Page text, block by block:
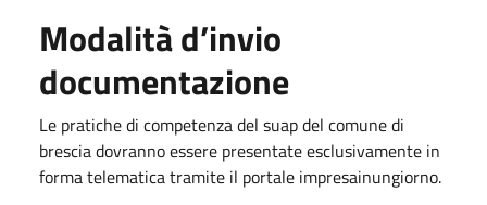
Modalità d’invio
documentazione
Le pratiche di competenza del suap del comune di
brescia dovranno essere presentate esclusivamente in
forma telematica tramite il portale impresainungiorno.